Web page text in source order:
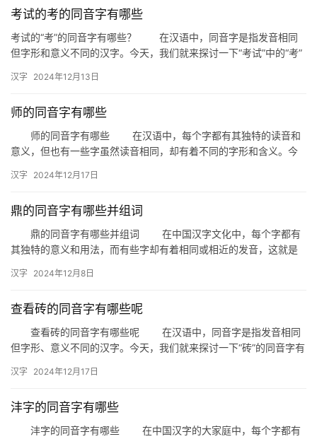
义
组
拼
音
考试的考的同音字有哪些
考试的“考”的同音字有哪些？ 在汉语中，同音字是指发音相同
但字形和意义不同的汉字。今天，我们就来探讨一下“考试”中的“考”
汉字 2024年12月13日
师的同音字有哪些
师的同音字有哪些 在汉语中，每个字都有其独特的读音和
意义，但也有一些字虽然读音相同，却有着不同的字形和含义。今
汉字 2024年12月17日
鼎的同音字有哪些并组词
鼎的同音字有哪些并组词 在中国汉字文化中，每个字都有
其独特的意义和用法，而有些字却有着相同或相近的发音，这就是
汉字 2024年12月8日
查看砖的同音字有哪些呢
查看砖的同音字有哪些呢 在汉语中，同音字是指发音相同
但字形、意义不同的汉字。今天，我们就来探讨一下“砖”的同音字有
汉字 2024年12月17日
沣字的同音字有哪些
沣字的同音字有哪些 在中国汉字的大家庭中，每个字都有